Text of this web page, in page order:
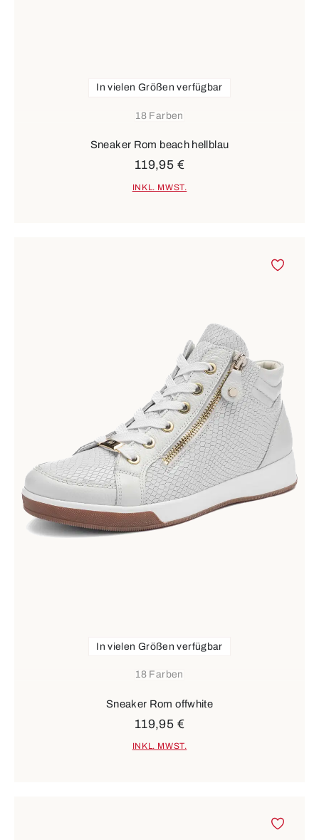
18 Farben
In vielen Größen verfügbar
Sneaker Rom beach hellblau
119,95 €
INKL. MWST.
18 Farben
In vielen Größen verfügbar
Sneaker Rom offwhite
119,95 €
INKL. MWST.